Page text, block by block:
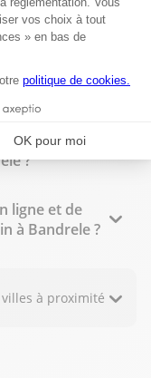
t-il des tarifs
?
du
?
ligne et de
à Bandrele ?
à proximité